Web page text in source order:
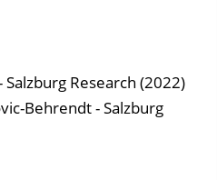
Research (2022)
Behrendt - Salzburg